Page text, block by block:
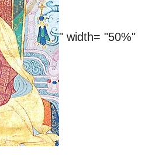
" width= "50%"